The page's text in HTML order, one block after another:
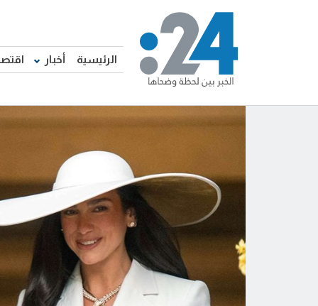
الرئيسية أخبار